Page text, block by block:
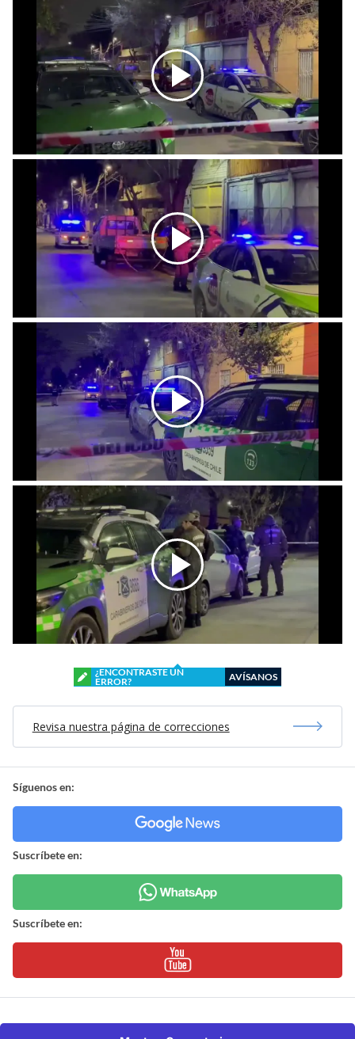
¿ENCONTRASTE UN
ERROR?
AVÍSANOS
Revisa nuestra página de correcciones
Síguenos en:
Suscríbete en:
Suscríbete en: